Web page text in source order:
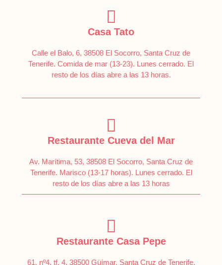
Casa Tato
Calle el Balo, 6, 38508 El Socorro, Santa Cruz de
Tenerife. Comida de mar (13-23). Lunes cerrado. El
resto de los días abre a las 13 horas.
Restaurante Cueva del Mar
Av. Marítima, 53, 38508 El Socorro, Santa Cruz de
Tenerife. Marisco (13-17 horas). Lunes cerrado. El
resto de los días abre a las 13 horas
Restaurante Casa Pepe
61, nº4, tf, 4, 38500 Güímar, Santa Cruz de Tenerife.